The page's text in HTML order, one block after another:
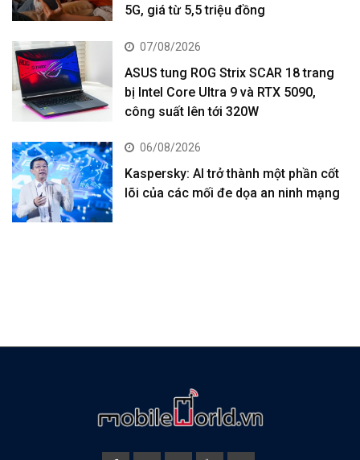
5G, giá từ 5,5 triệu đồng
07/08/2026
ASUS tung ROG Strix SCAR 18 trang
bị Intel Core Ultra 9 và RTX 5090,
công suất lên tới 320W
06/08/2026
Kaspersky: AI trở thành một phần cốt
lõi của các mối đe dọa an ninh mạng